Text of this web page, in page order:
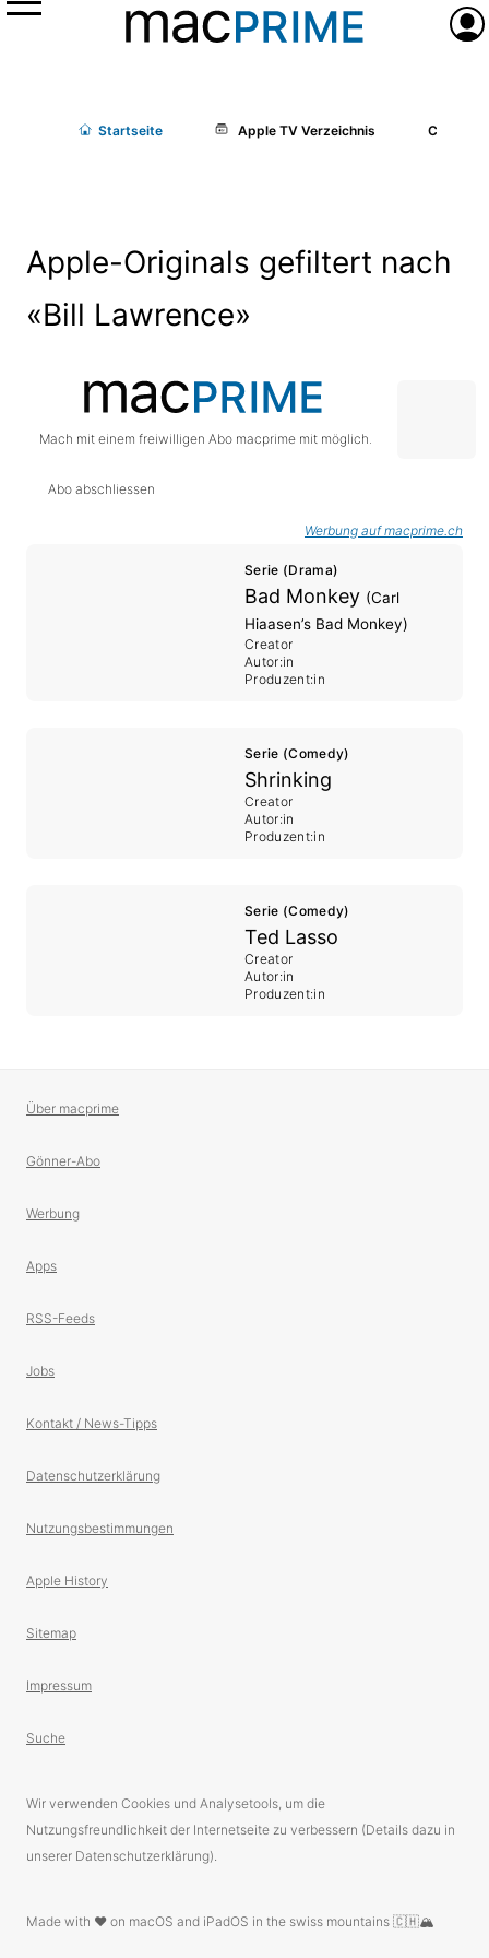
Menü
Startseite Apple TV Verzeichnis Cast/
Apple-Originals gefiltert nach
«Bill Lawrence»
Mach mit einem freiwilligen Abo macprime mit möglich.
Abo abschliessen
Werbung auf macprime.ch
Serie (Drama)
Bad Monkey (Carl
Hiaasen’s Bad Monkey)
Creator
Autor:in
Produzent:in
Serie (Comedy)
Shrinking
Creator
Autor:in
Produzent:in
Serie (Comedy)
Ted Lasso
Creator
Autor:in
Produzent:in
Über macprime
Gönner-Abo
Werbung
Apps
RSS-Feeds
Jobs
Kontakt / News-Tipps
Datenschutzerklärung
Nutzungsbestimmungen
Apple History
Sitemap
Impressum
Suche
Wir verwenden Cookies und Analysetools, um die
Nutzungsfreundlichkeit der Internetseite zu verbessern (Details dazu in
unserer Datenschutzerklärung).
Made with ❤️ on macOS and iPadOS in the swiss mountains 🇨🇭🏔